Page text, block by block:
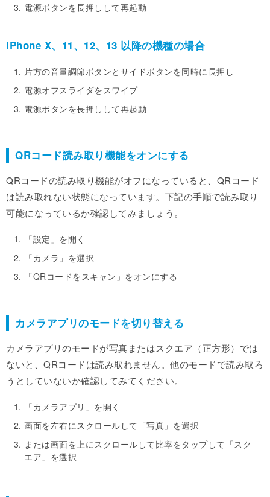
電源ボタンを長押しして再起動
iPhone X、11、12、13 以降の機種の場合
片方の音量調節ボタンとサイドボタンを同時に長押し
電源オフスライダをスワイプ
電源ボタンを長押しして再起動
QRコード読み取り機能をオンにする
QRコードの読み取り機能がオフになっていると、QRコード
は読み取れない状態になっています。下記の手順で読み取り
可能になっているか確認してみましょう。
「設定」を開く
「カメラ」を選択
「QRコードをスキャン」をオンにする
カメラアプリのモードを切り替える
カメラアプリのモードが写真またはスクエア（正方形）では
ないと、QRコードは読み取れません。他のモードで読み取ろ
うとしていないか確認してみてください。
「カメラアプリ」を開く
画面を左右にスクロールして「写真」を選択
または画面を上にスクロールして比率をタップして「スク
エア」を選択